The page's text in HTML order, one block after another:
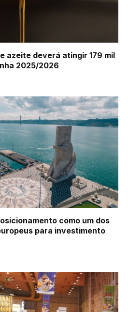
azeite deverá atingir 179 mil
2025/2026
como um dos
para investimento